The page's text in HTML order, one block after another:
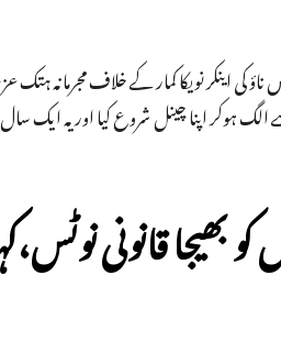
اینکر نویکا کمار کے خلاف مجرمانہ ہتک
ہوکر اپنا چینل شروع کیا اور یہ ایک
قانونی